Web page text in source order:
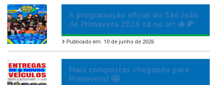
A programação oficial do São João
de Primavera 2026 tá no ar! 🔥🌽
Publicado em: 10 de junho de 2026
Mais conquistas chegando para
Primavera! 🤩